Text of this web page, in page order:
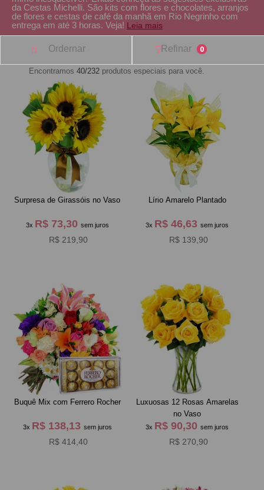
da Cestas Michelli. São kits com flores e chocolates, arranjos
de flores e cestas de café da manhã em Rio Negrinho com
entrega em até 3 horas. Veja! Leia mais
Refinar 0
Ordernar
Encontramos40/232 produtos especiais para você.
Surpresa de Girassóis no Vaso
3x R$ 73,30 sem juros
R$ 219,90
Lírio Amarelo Plantado
3x R$ 46,63sem juros
R$ 139,90
Buquê Mix com Ferrero Rocher
3x R$ 138,13 sem juros
R$ 414,40
Luxuosas 12 Rosas Amarelas
no Vaso
3x R$ 90,30sem juros
R$ 270,90